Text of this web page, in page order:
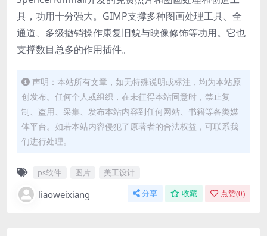
具，功用十分强大。GIMP支撑多种图画处理工具、全
通道、多级撤销操作康复旧貌与映像修饰等功用。它也
支撑数目总多的作用插件。
声明：本站所有文章，如无特殊说明或标注，均为本站原
创发布。任何个人或组织，在未征得本站同意时，禁止复
制、盗用、采集、发布本站内容到任何网站、书籍等各类媒
体平台。如若本站内容侵犯了原著者的合法权益，可联系我
们进行处理。
ps软件 图片 美工设计
liaoweixiang 分享 收藏 点赞(0)